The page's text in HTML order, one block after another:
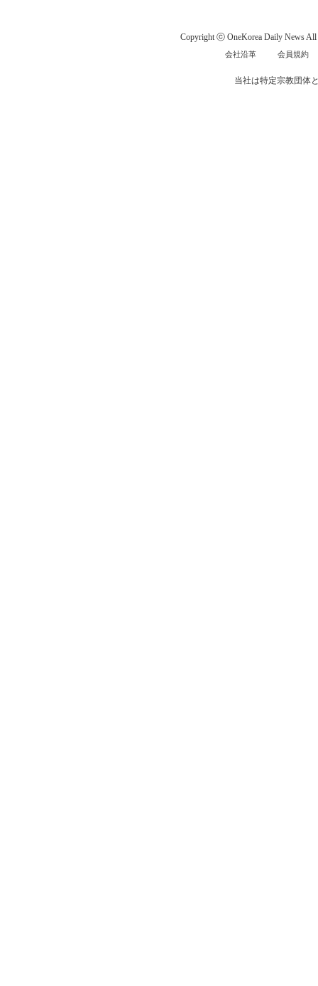
Copyright ⓒ OneKorea Daily News All
会社沿革 会員規約
当社は特定宗教団体